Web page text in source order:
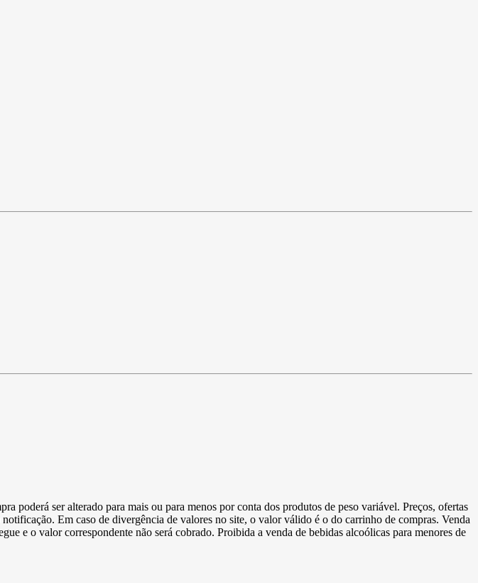
poderá ser alterado para mais ou para menos por conta dos produtos de peso variável. Preços, ofertas
Em caso de divergência de valores no site, o valor válido é o do carrinho de compras. Venda
e o valor correspondente não será cobrado. Proibida a venda de bebidas alcoólicas para menores de